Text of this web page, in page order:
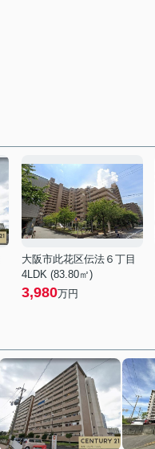
大阪市此花区伝法６丁目
4LDK (83.80㎡)
3,980万円